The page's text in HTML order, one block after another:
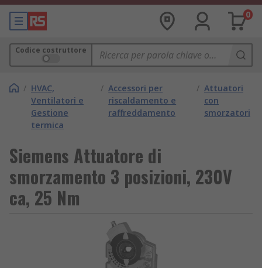
0
Codice costruttore
/ HVAC,
Ventilatori e
Gestione
termica
/ Accessori per
riscaldamento e
raffreddamento
/ Attuatori
con
smorzatori
Siemens Attuatore di
smorzamento 3 posizioni, 230V
ca, 25 Nm